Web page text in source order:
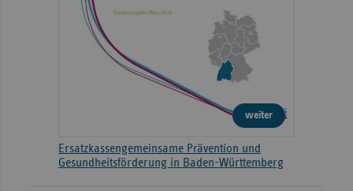
weiter
Ersatzkassengemeinsame Prävention und
Gesundheitsförderung in Baden-Württemberg